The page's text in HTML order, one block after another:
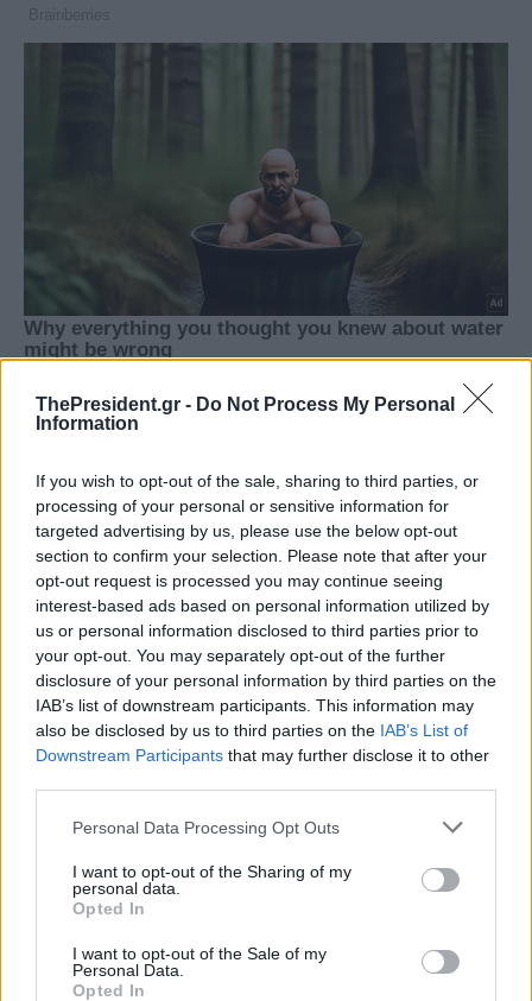
ThePresident.gr - Do Not Process My Personal
Information
If you wish to opt-out of the sale, sharing to third parties, or
processing of your personal or sensitive information for
targeted advertising by us, please use the below opt-out
section to confirm your selection. Please note that after your
opt-out request is processed you may continue seeing
interest-based ads based on personal information utilized by
us or personal information disclosed to third parties prior to
your opt-out. You may separately opt-out of the further
disclosure of your personal information by third parties on the
IAB’s list of downstream participants. This information may
also be disclosed by us to third parties on the IAB’s List of
Downstream Participants that may further disclose it to other
Personal Data Processing Opt Outs
I want to opt-out of the Sharing of my
personal data.
Opted In
I want to opt-out of the Sale of my
Personal Data.
Opted In